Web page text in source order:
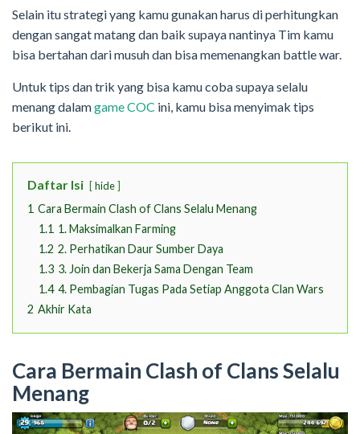
Selain itu strategi yang kamu gunakan harus di perhitungkan
dengan sangat matang dan baik supaya nantinya Tim kamu
bisa bertahan dari musuh dan bisa memenangkan battle war.
Untuk tips dan trik yang bisa kamu coba supaya selalu
menang dalamgame COC ini, kamu bisa menyimak tips
berikut ini.
Daftar Isi hide
1 Cara Bermain Clash of Clans Selalu Menang
1.1 1. Maksimalkan Farming
1.2 2. Perhatikan Daur Sumber Daya
1.3 3. Join dan Bekerja Sama Dengan Team
1.4 4. Pembagian Tugas Pada Setiap Anggota Clan Wars
2 Akhir Kata
Cara Bermain Clash of Clans Selalu
Menang